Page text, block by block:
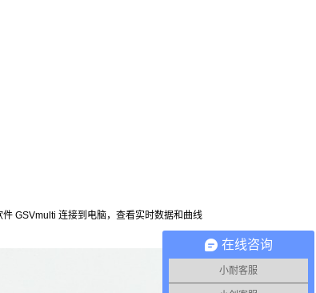
GSVmulti 连接到电脑，查看实时数据和曲线
在线咨询
小耐客服